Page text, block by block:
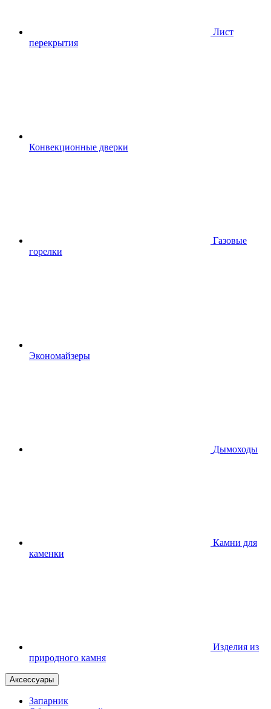
Лист
перекрытия
Конвекционные дверки
Газовые
горелки
Экономайзеры
Дымоходы
Камни для
каменки
Изделия из
природного камня
Аксессуары
Запарник